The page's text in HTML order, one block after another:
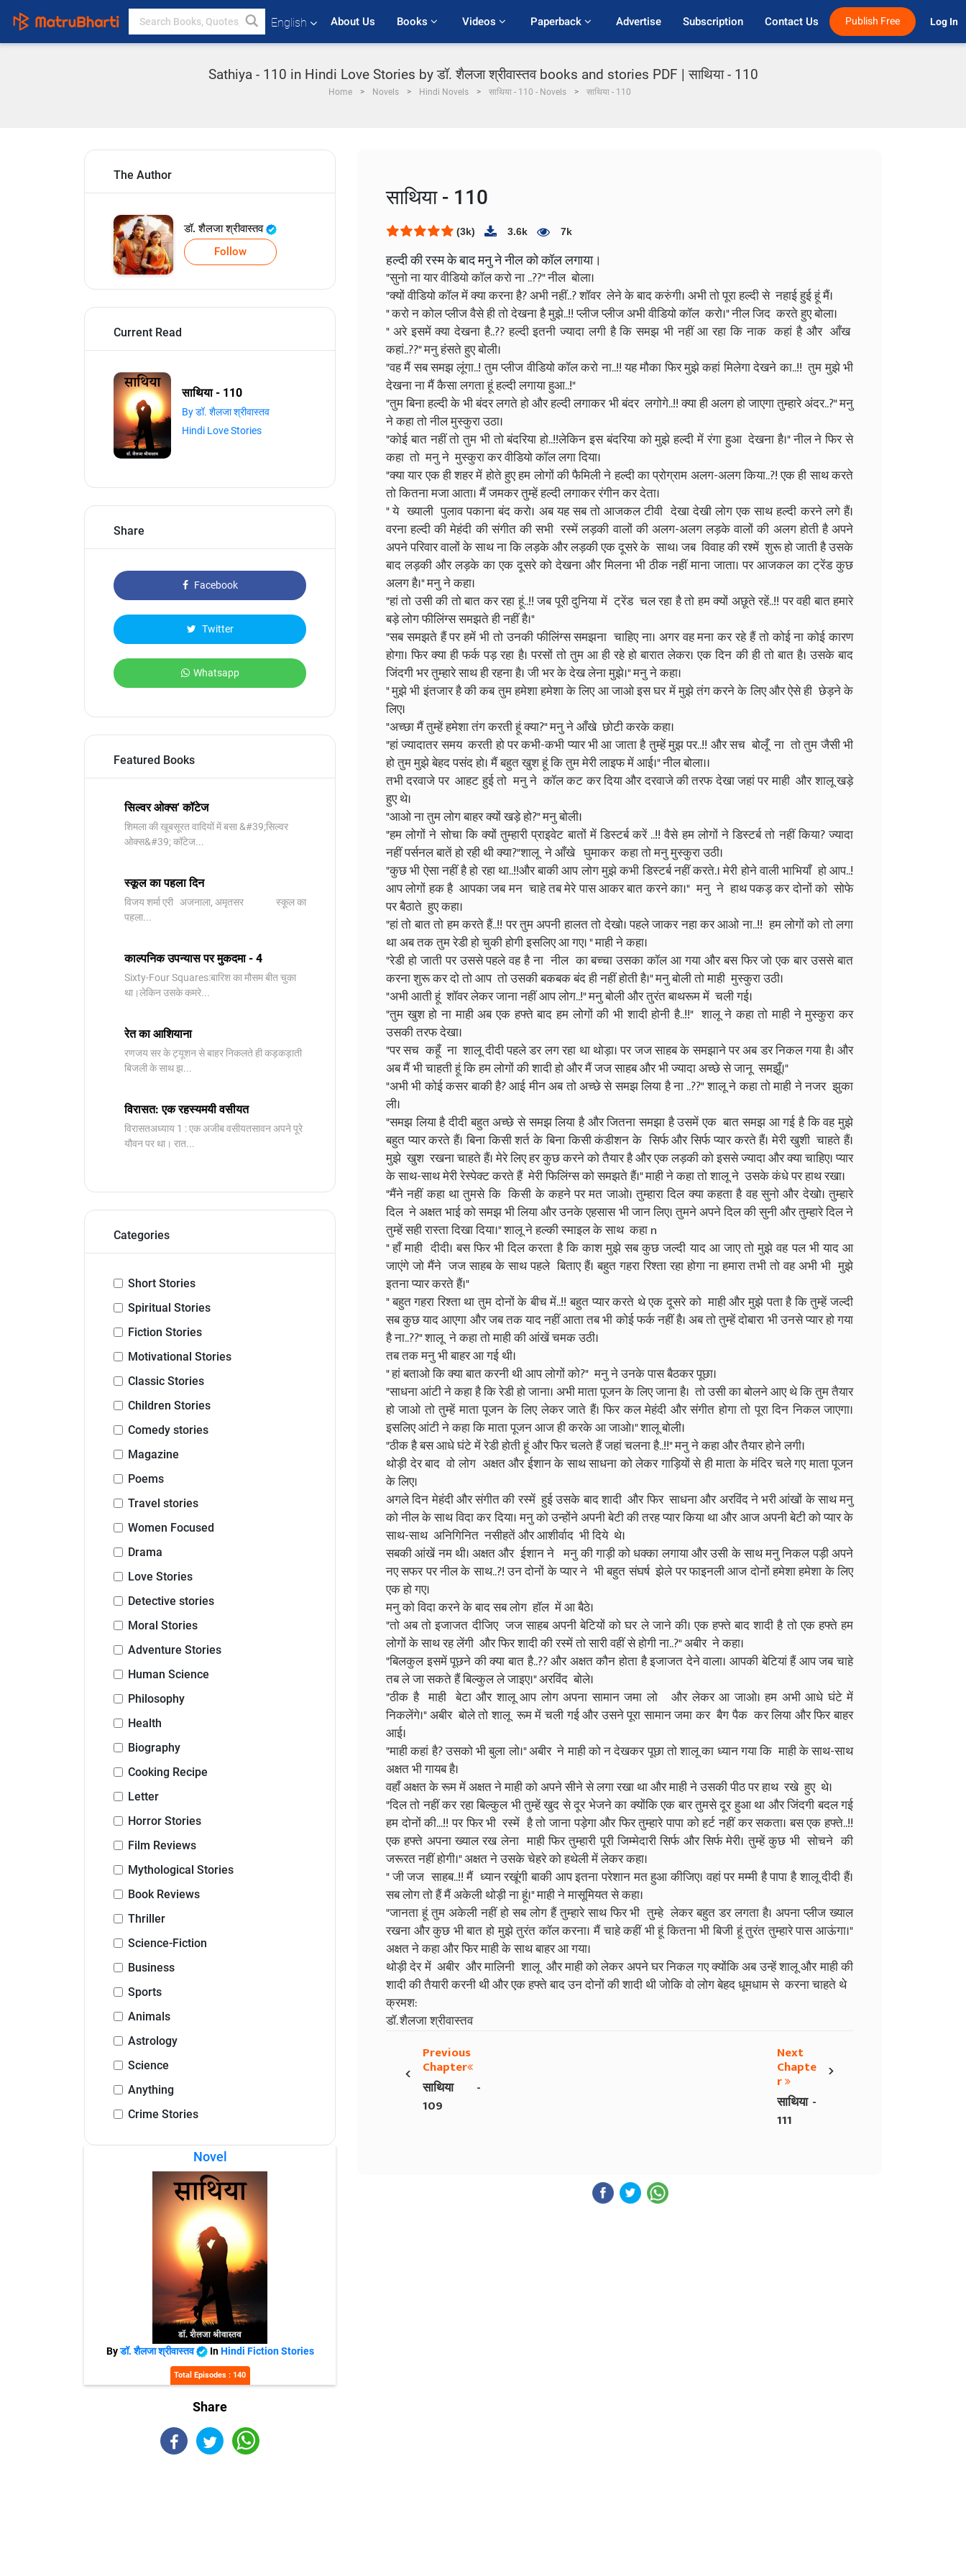
English About Us Books Videos Paperback Advertise Subscription Contact Us Publish Free Log In
Sathiya - 110 in Hindi Love Stories by डॉ. शैलजा श्रीवास्तव books and stories PDF | साथिया - 110
Home Novels Hindi Novels साथिया - 110 - Novels साथिया - 110
The Author
डॉ. शैलजा श्रीवास्तव
Follow
Current Read
साथिया - 110
By डॉ. शैलजा श्रीवास्तव
Hindi Love Stories
Share
Facebook
Twitter
Whatsapp
Featured Books
सिल्वर ओक्स' कॉटेज
शिमला की खूबसूरत वादियों में बसा &#39;सिल्वर
ओक्स&#39; कॉटेज...
स्कूल का पहला दिन
विजय शर्मा एरी अजनाला, अमृतसर स्कूल का
पहला...
काल्पनिक उपन्यास पर मुकदमा - 4
Sixty-Four Squares:बारिश का मौसम बीत चुका
था।लेकिन उसके कमरे...
रेत का आशियाना
रणजय सर के ट्यूशन से बाहर निकलते ही कड़कड़ाती
बिजली के साथ झ...
विरासत: एक रहस्यमयी वसीयत
विरासतअध्याय 1 : एक अजीब वसीयतसावन अपने पूरे
यौवन पर था। रात...
Categories
Short Stories
Spiritual Stories
Fiction Stories
Motivational Stories
Classic Stories
Children Stories
Comedy stories
Magazine
Poems
Travel stories
Women Focused
Drama
Love Stories
Detective stories
Moral Stories
Adventure Stories
Human Science
Philosophy
Health
Biography
Cooking Recipe
Letter
Horror Stories
Film Reviews
Mythological Stories
Book Reviews
Thriller
Science-Fiction
Business
Sports
Animals
Astrology
Science
Anything
Crime Stories
Novel
Byडॉ. शैलजा श्रीवास्तव InHindi Fiction Stories
Total Episodes : 140
Share
साथिया - 110
(3k) 3.6k 7k
हल्दी की रस्म के बाद मनु ने नील को कॉल लगाया।
"सुनो ना यार वीडियो कॉल करो ना ..??" नील बोला।
"क्यों वीडियो कॉल में क्या करना है? अभी नहीं..? शॉवर लेने के बाद करुंगी। अभी तो पूरा हल्दी से नहाई हुई हूं मैं।
" करो न कोल प्लीज वैसे ही तो देखना है मुझे..!! प्लीज प्लीज अभी वीडियो कॉल करो।" नील जिद करते हुए बोला।
" अरे इसमें क्या देखना है..?? हल्दी इतनी ज्यादा लगी है कि समझ भी नहीं आ रहा कि नाक कहां है और आँख
कहां..??" मनु हंसते हुए बोली।
"वह मैं सब समझ लूंगा..! तुम प्लीज वीडियो कॉल करो ना..!! यह मौका फिर मुझे कहां मिलेगा देखने का..!! तुम मुझे भी
देखना ना मैं कैसा लगता हूं हल्दी लगाया हुआ..!"
"तुम बिना हल्दी के भी बंदर लगते हो और हल्दी लगाकर भी बंदर लगोगे..!! क्या ही अलग हो जाएगा तुम्हारे अंदर..?" मनु
ने कहा तो नील मुस्कुरा उठा।
"कोई बात नहीं तो तुम भी तो बंदरिया हो..!!लेकिन इस बंदरिया को मुझे हल्दी में रंगा हुआ देखना है।" नील ने फिर से
कहा तो मनु ने मुस्कुरा कर वीडियो कॉल लगा दिया।
"क्या यार एक ही शहर में होते हुए हम लोगों की फैमिली ने हल्दी का प्रोग्राम अलग-अलग किया..?! एक ही साथ करते
तो कितना मजा आता। मैं जमकर तुम्हें हल्दी लगाकर रंगीन कर देता।
" ये ख्याली पुलाव पकाना बंद करो। अब यह सब तो आजकल टीवी देखा देखी लोग एक साथ हल्दी करने लगे हैं।
वरना हल्दी की मेहंदी की संगीत की सभी रस्में लड़की वालों की अलग-अलग लड़के वालों की अलग होती है अपने
अपने परिवार वालों के साथ ना कि लड़के और लड़की एक दूसरे के साथ। जब विवाह की रश्में शुरू हो जाती है उसके
बाद लड़की और लड़के का एक दूसरे को देखना और मिलना भी ठीक नहीं माना जाता। पर आजकल का ट्रेंड कुछ
अलग है।" मनु ने कहा।
"हां तो उसी की तो बात कर रहा हूं..!! जब पूरी दुनिया में ट्रेंड चल रहा है तो हम क्यों अछूते रहें..!! पर वही बात हमारे
बड़े लोग फीलिंग्स समझते ही नहीं है।"
"सब समझते हैं पर हमें भी तो उनकी फीलिंग्स समझना चाहिए ना। अगर वह मना कर रहे हैं तो कोई ना कोई कारण
होगा। फिर क्या ही फर्क पड़ रहा है। परसों तो तुम आ ही रहे हो बारात लेकर। एक दिन की ही तो बात है। उसके बाद
जिंदगी भर तुम्हारे साथ ही रहना है। जी भर के देख लेना मुझे।" मनु ने कहा।
" मुझे भी इंतजार है की कब तुम हमेशा हमेशा के लिए आ जाओ इस घर में मुझे तंग करने के लिए और ऐसे ही छेड़ने के
लिए।
"अच्छा मैं तुम्हें हमेशा तंग करती हूं क्या?" मनु ने आँखे छोटी करके कहा।
"हां ज्यादातर समय करती हो पर कभी-कभी प्यार भी आ जाता है तुम्हें मुझ पर..!! और सच बोलूँ ना तो तुम जैसी भी
हो तुम मुझे बेहद पसंद हो। मैं बहुत खुश हूं कि तुम मेरी लाइफ में आई।" नील बोला।।
तभी दरवाजे पर आहट हुई तो मनु ने कॉल कट कर दिया और दरवाजे की तरफ देखा जहां पर माही और शालू खड़े
हुए थे।
"आओ ना तुम लोग बाहर क्यों खड़े हो?" मनु बोली।
"हम लोगों ने सोचा कि क्यों तुम्हारी प्राइवेट बातों में डिस्टर्ब करें ..!! वैसे हम लोगों ने डिस्टर्ब तो नहीं किया? ज्यादा
नहीं पर्सनल बातें हो रही थी क्या?"शालू ने आँखे घुमाकर कहा तो मनु मुस्कुरा उठी।
"कुछ भी ऐसा नहीं है हो रहा था..!!और बाकी आप लोग मुझे कभी डिस्टर्ब नहीं करते.। मेरी होने वाली भाभियाँ हो आप..!
आप लोगों हक है आपका जब मन चाहे तब मेरे पास आकर बात करने का।" मनु ने हाथ पकड़ कर दोनों को सोफे
पर बैठाते हुए कहा।
"हां तो बात तो हम करते हैं..!! पर तुम अपनी हालत तो देखो। पहले जाकर नहा कर आओ ना..!! हम लोगों को तो लगा
था अब तक तुम रेडी हो चुकी होगी इसलिए आ गए। " माही ने कहा।
"रेडी हो जाती पर उससे पहले वह है ना नील का बच्चा उसका कॉल आ गया और बस फिर जो एक बार उससे बात
करना शुरू कर दो तो आप तो उसकी बकबक बंद ही नहीं होती है।" मनु बोली तो माही मुस्कुरा उठी।
"अभी आती हूं शॉवर लेकर जाना नहीं आप लोग..!" मनु बोली और तुरंत बाथरूम में चली गई।
"तुम खुश हो ना माही अब एक हफ्ते बाद हम लोगों की भी शादी होनी है..!!" शालू ने कहा तो माही ने मुस्कुरा कर
उसकी तरफ देखा।
"पर सच कहूँ ना शालू दीदी पहले डर लग रहा था थोड़ा। पर जज साहब के समझाने पर अब डर निकल गया है। और
अब मैं भी चाहती हूं कि हम लोगों की शादी हो और मैं जज साहब और भी ज्यादा अच्छे से जानू समझूँ।"
"अभी भी कोई कसर बाकी है? आई मीन अब तो अच्छे से समझ लिया है ना ..??" शालू ने कहा तो माही ने नजर झुका
ली।
"समझ लिया है दीदी बहुत अच्छे से समझ लिया है और जितना समझा है उसमें एक बात समझ आ गई है कि वह मुझे
बहुत प्यार करते हैं। बिना किसी शर्त के बिना किसी कंडीशन के सिर्फ और सिर्फ प्यार करते हैं। मेरी खुशी चाहते हैं।
मुझे खुश रखना चाहते हैं। मेरे लिए हर कुछ करने को तैयार है और एक लड़की को इससे ज्यादा और क्या चाहिए। प्यार
के साथ-साथ मेरी रेस्पेक्ट करते हैं मेरी फिलिंग्स को समझते हैं।" माही ने कहा तो शालू ने उसके कंधे पर हाथ रखा।
"मैंने नहीं कहा था तुमसे कि किसी के कहने पर मत जाओ। तुम्हारा दिल क्या कहता है वह सुनो और देखो। तुम्हारे
दिल ने अक्षत भाई को समझ भी लिया और उनके एहसास भी जान लिए। तुमने अपने दिल की सुनी और तुम्हारे दिल ने
तुम्हें सही रास्ता दिखा दिया।" शालू ने हल्की स्माइल के साथ कहा n
" हाँ माही दीदी। बस फिर भी दिल करता है कि काश मुझे सब कुछ जल्दी याद आ जाए तो मुझे वह पल भी याद आ
जाएंगे जो मैंने जज साहब के साथ पहले बिताए हैं। बहुत गहरा रिश्ता रहा होगा ना हमारा तभी तो वह अभी भी मुझे
इतना प्यार करते हैं।"
" बहुत गहरा रिश्ता था तुम दोनों के बीच में..!! बहुत प्यार करते थे एक दूसरे को माही और मुझे पता है कि तुम्हें जल्दी
सब कुछ याद आएगा और जब तक याद नहीं आता तब भी कोई फर्क नहीं है। अब तो तुम्हें दोबारा भी उनसे प्यार हो गया
है ना..??" शालू ने कहा तो माही की आंखें चमक उठी।
तब तक मनु भी बाहर आ गई थी।
" हां बताओ कि क्या बात करनी थी आप लोगों को?" मनु ने उनके पास बैठकर पूछा।
"साधना आंटी ने कहा है कि रेडी हो जाना। अभी माता पूजन के लिए जाना है। तो उसी का बोलने आए थे कि तुम तैयार
हो जाओ तो तुम्हें माता पूजन के लिए लेकर जाते हैं। फिर कल मेहंदी और संगीत होगा तो पूरा दिन निकल जाएगा।
इसलिए आंटी ने कहा कि माता पूजन आज ही करके आ जाओ।" शालू बोली।
"ठीक है बस आधे घंटे में रेडी होती हूं और फिर चलते हैं जहां चलना है..!!" मनु ने कहा और तैयार होने लगी।
थोड़ी देर बाद वो लोग अक्षत और ईशान के साथ साधना को लेकर गाड़ियों से ही माता के मंदिर चले गए माता पूजन
के लिए।
अगले दिन मेहंदी और संगीत की रस्में हुई उसके बाद शादी और फिर साधना और अरविंद ने भरी आंखों के साथ मनु
को नील के साथ विदा कर दिया। मनु को उन्होंने अपनी बेटी की तरह प्यार किया था और आज अपनी बेटी को प्यार के
साथ-साथ अनिगिनित नसीहतें और आशीर्वाद भी दिये थे।
सबकी आंखें नम थी। अक्षत और ईशान ने मनु की गाड़ी को धक्का लगाया और उसी के साथ मनु निकल पड़ी अपने
नए सफर पर नील के साथ..?! उन दोनों के प्यार ने भी बहुत संघर्ष झेले पर फाइनली आज दोनों हमेशा हमेशा के लिए
एक हो गए।
मनु को विदा करने के बाद सब लोग हॉल में आ बैठे।
"तो अब तो इजाजत दीजिए जज साहब अपनी बेटियों को घर ले जाने की। एक हफ्ते बाद शादी है तो एक हफ्ते हम
लोगों के साथ रह लेंगी और फिर शादी की रस्में तो सारी वहीं से होगी ना..?" अबीर ने कहा।
"बिलकुल इसमें पूछने की क्या बात है..?? और अक्षत कौन होता है इजाजत देने वाला। आपकी बेटियां हैं आप जब चाहे
तब ले जा सकते हैं बिल्कुल ले जाइए।" अरविंद बोले।
"ठीक है माही बेटा और शालू आप लोग अपना सामान जमा लो और लेकर आ जाओ। हम अभी आधे घंटे में
निकलेंगे।" अबीर बोले तो शालू रूम में चली गई और उसने पूरा सामान जमा कर बैग पैक कर लिया और फिर बाहर
आई।
"माही कहां है? उसको भी बुला लो।" अबीर ने माही को न देखकर पूछा तो शालू का ध्यान गया कि माही के साथ-साथ
अक्षत भी गायब है।
वहाँ अक्षत के रूम में अक्षत ने माही को अपने सीने से लगा रखा था और माही ने उसकी पीठ पर हाथ रखे हुए थे।
"दिल तो नहीं कर रहा बिल्कुल भी तुम्हें खुद से दूर भेजने का क्योंकि एक बार तुमसे दूर हुआ था और जिंदगी बदल गई
हम दोनों की...!! पर फिर भी रस्में है तो जाना पड़ेगा और फिर तुम्हारे पापा को हर्ट नहीं कर सकता। बस एक हफ्ते..!!
एक हफ्ते अपना ख्याल रख लेना माही फिर तुम्हारी पूरी जिम्मेदारी सिर्फ और सिर्फ मेरी। तुम्हें कुछ भी सोचने की
जरूरत नहीं होगी।" अक्षत ने उसके चेहरे को हथेली में लेकर कहा।
" जी जज साहब..!! मैं ध्यान रखूंगी बाकी आप इतना परेशान मत हुआ कीजिए। वहां पर मम्मी है पापा है शालू दीदी हैं।
सब लोग तो हैं मैं अकेली थोड़ी ना हूं।" माही ने मासूमियत से कहा।
"जानता हूं तुम अकेली नहीं हो सब लोग हैं तुम्हारे साथ फिर भी तुम्हे लेकर बहुत डर लगता है। अपना प्लीज ख्याल
रखना और कुछ भी बात हो मुझे तुरंत कॉल करना। मैं चाहे कहीं भी हूं कितना भी बिजी हूं तुरंत तुम्हारे पास आऊंगा।"
अक्षत ने कहा और फिर माही के साथ बाहर आ गया।
थोड़ी देर में अबीर और मालिनी शालू और माही को लेकर अपने घर निकल गए क्योंकि अब उन्हें शालू और माही की
शादी की तैयारी करनी थी और एक हफ्ते बाद उन दोनों की शादी थी जोकि वो लोग बेहद धूमधाम से करना चाहते थे
क्रमश:
डॉ. शैलजा श्रीवास्तव
‹
Previous
Chapter
साथिया -
109
›
Next
Chapte
r
साथिया -
111